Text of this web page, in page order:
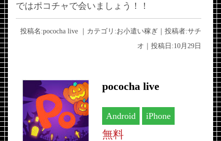
ではポコチャで会いましょう！！
投稿名:pococha live ｜カテゴリ:お小遣い稼ぎ｜投稿者:サチ
オ ｜投稿日:10月29日
pococha live
Android iPhone
無料